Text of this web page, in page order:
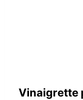
Vinaigrette